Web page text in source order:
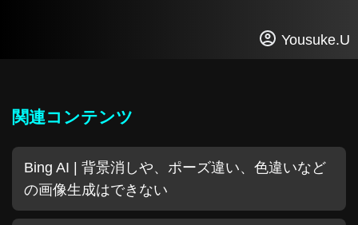
Yousuke.U
関連コンテンツ
Bing AI | 背景消しや、ポーズ違い、色違いなど
の画像生成はできない